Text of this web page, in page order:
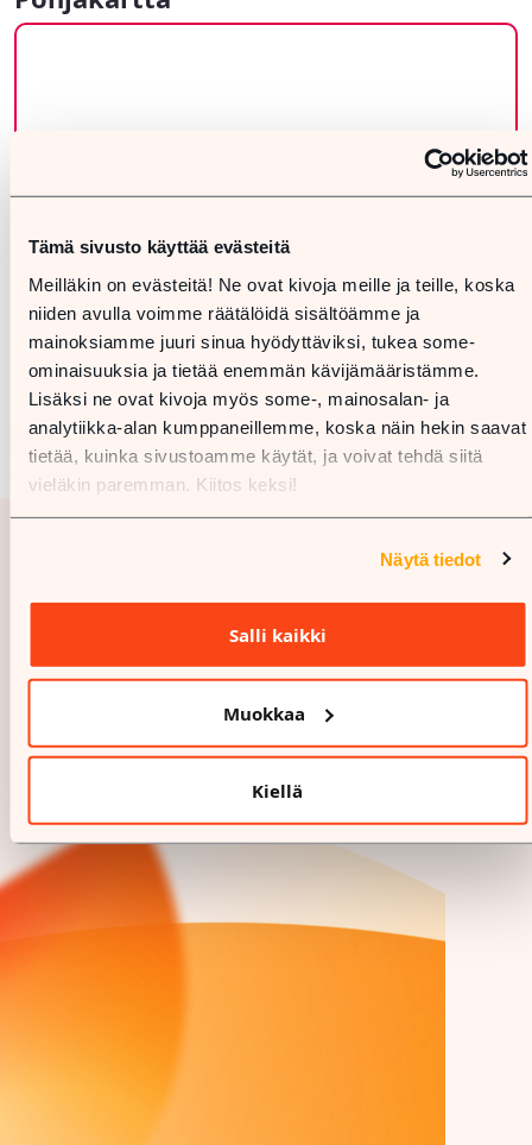
Tämä sivusto käyttää evästeitä
Meilläkin on evästeitä! Ne ovat kivoja meille ja teille, koska
niiden avulla voimme räätälöidä sisältöämme ja
mainoksiamme juuri sinua hyödyttäviksi, tukea some-
ominaisuuksia ja tietää enemmän kävijämääristämme.
Lisäksi ne ovat kivoja myös some-, mainosalan- ja
analytiikka-alan kumppaneillemme, koska näin hekin saavat
tietää, kuinka sivustoamme käytät, ja voivat tehdä siitä
vieläkin paremman. Kiitos keksi!
Näytä tiedot
Salli kaikki
Muokkaa
Kiellä